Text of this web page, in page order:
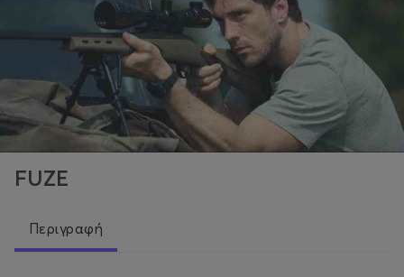
FUZE
Περιγραφή